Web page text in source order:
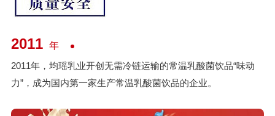
2011 年
2011年，均瑶乳业开创无需冷链运输的常温乳酸菌饮品“味动
力”，成为国内第一家生产常温乳酸菌饮品的企业。